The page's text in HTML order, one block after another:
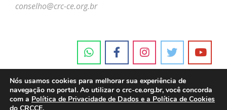
conselho@crc-ce.org.br
Nós usamos cookies para melhorar sua experiência de
navegação no portal. Ao utilizar o crc-ce.org.br, você concorda
com a Política de Privacidade de Dados e a Política de Cookies